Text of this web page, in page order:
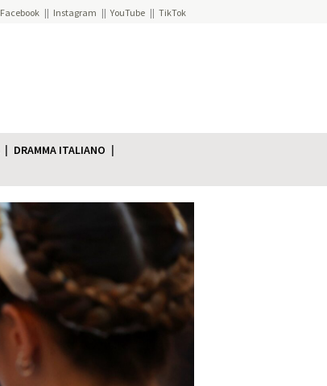
Facebook Instagram YouTube TikTok
DRAMMA ITALIANO